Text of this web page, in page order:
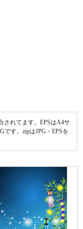
されてます。EPSはA4サ
です。zipはJPG・EPSを